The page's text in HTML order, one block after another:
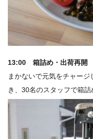
13:00 箱詰め・出荷再開
まかないで元気をチャー
き、30名のスタッフで箱詰